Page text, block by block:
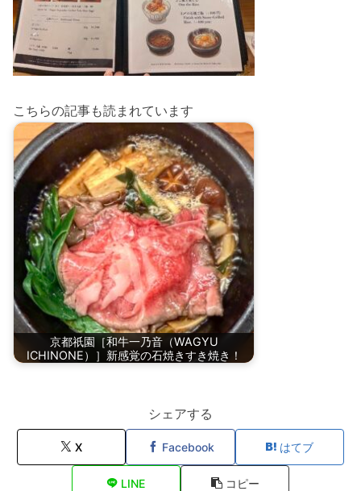
こちらの記事も読まれています
京都祇園［和牛一乃音（WAGYU
ICHINONE）］新感覚の石焼きすき焼き！
シェアする
X Facebook はてブ
LINE コピー